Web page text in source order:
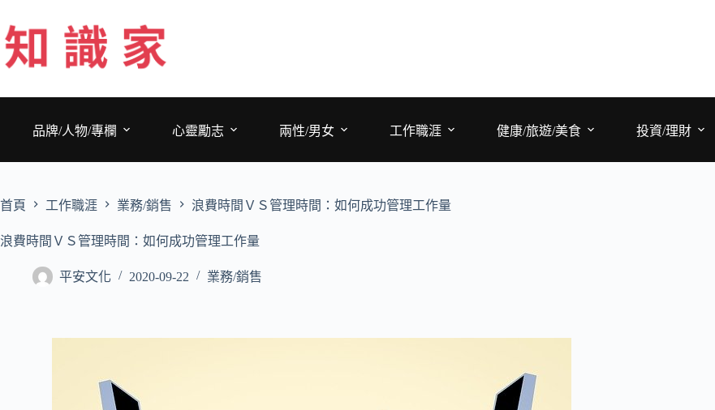
至
主
要
品牌/人物/專欄
心靈勵志 兩性/男女 工作職涯 健康/旅遊/美食 投資/理財
首頁 工作職涯 業務/銷售 浪費時間ＶＳ管理時間：如何成功管理工作量
浪費時間ＶＳ管理時間：如何成功管理工作量
平安文化 2020-09-22 業務/銷售